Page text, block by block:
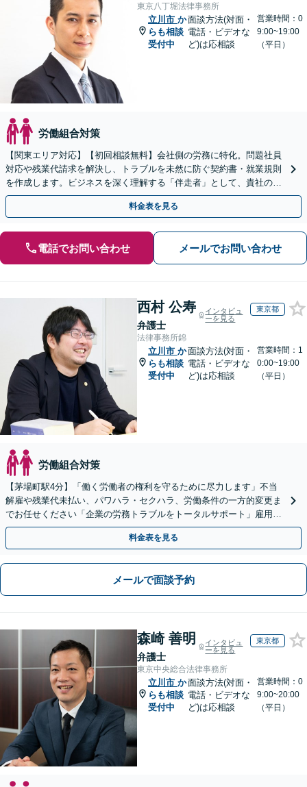
東京八丁堀法律事務所
立川市 か
らも相談
受付中
面談方法(対面・
電話・ビデオな
ど)は応相談
営業時間：0
9:00~19:00
（平日）
労働組合対策
【関東エリア対応】【初回相談無料】会社側の労務に特化。問題社員
対応や残業代請求を解決し、トラブルを未然に防ぐ契約書・就業規則
を作成します。ビジネスを深く理解する「伴走者」として、貴社の利
益と今後の事業成長を守り抜きます。
料金表を見る
電話でお問い合わせ メールでお問い合わせ
西村 公寿
弁護士
インタビュ
ーを見る
東京都
法律事務所錦
立川市 か
らも相談
受付中
面談方法(対面・
電話・ビデオな
ど)は応相談
営業時間：1
0:00~19:00
（平日）
労働組合対策
【茅場町駅4分】「働く労働者の権利を守るために尽力します」不当
解雇や残業代未払い、パワハラ・セクハラ、労働条件の一方的変更ま
でお任せください「企業の労務トラブルをトータルサポート」雇用契
約書や就業規則のリーガルチェックなど
料金表を見る
メールで面談予約
森崎 善明
弁護士
インタビュ
ーを見る
東京都
東京中央総合法律事務所
立川市 か
らも相談
受付中
面談方法(対面・
電話・ビデオな
ど)は応相談
営業時間：0
9:00~20:00
（平日）